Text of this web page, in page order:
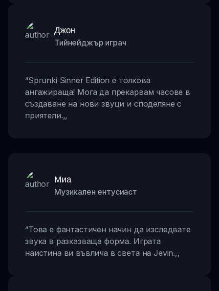
Джон
Тийнейджър играч
“Sprunki Sinner Edition е толкова
ангажираща! Мога да прекарвам часове в
създаване на нови звуци и споделяне с
приятели.,,
Миа
Музикален ентусиаст
“Това е фантастичен начин да изследвате
звука в разказваща форма. Играта
наистина ви въвлича в света на Jevin.,,